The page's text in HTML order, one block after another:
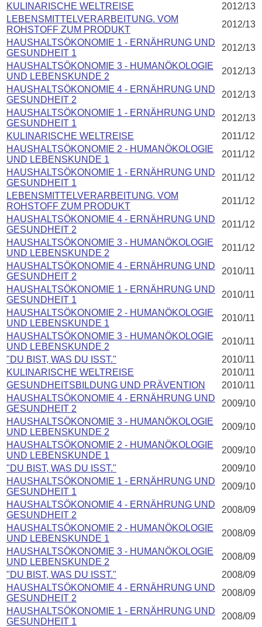
KULINARISCHE WELTREISE
2012/13
LEBENSMITTELVERARBEITUNG. VOM
ROHSTOFF ZUM PRODUKT
2012/13
HAUSHALTSÖKONOMIE 1 - ERNÄHRUNG UND
GESUNDHEIT 1
2012/13
HAUSHALTSÖKONOMIE 3 - HUMANÖKOLOGIE
UND LEBENSKUNDE 2
2012/13
HAUSHALTSÖKONOMIE 4 - ERNÄHRUNG UND
GESUNDHEIT 2
2012/13
HAUSHALTSÖKONOMIE 1 - ERNÄHRUNG UND
GESUNDHEIT 1
2012/13
KULINARISCHE WELTREISE
2011/12
HAUSHALTSÖKONOMIE 2 - HUMANÖKOLOGIE
UND LEBENSKUNDE 1
2011/12
HAUSHALTSÖKONOMIE 1 - ERNÄHRUNG UND
GESUNDHEIT 1
2011/12
LEBENSMITTELVERARBEITUNG. VOM
ROHSTOFF ZUM PRODUKT
2011/12
HAUSHALTSÖKONOMIE 4 - ERNÄHRUNG UND
GESUNDHEIT 2
2011/12
HAUSHALTSÖKONOMIE 3 - HUMANÖKOLOGIE
UND LEBENSKUNDE 2
2011/12
HAUSHALTSÖKONOMIE 4 - ERNÄHRUNG UND
GESUNDHEIT 2
2010/11
HAUSHALTSÖKONOMIE 1 - ERNÄHRUNG UND
GESUNDHEIT 1
2010/11
HAUSHALTSÖKONOMIE 2 - HUMANÖKOLOGIE
UND LEBENSKUNDE 1
2010/11
HAUSHALTSÖKONOMIE 3 - HUMANÖKOLOGIE
UND LEBENSKUNDE 2
2010/11
"DU BIST, WAS DU ISST."
2010/11
KULINARISCHE WELTREISE
2010/11
GESUNDHEITSBILDUNG UND PRÄVENTION
2010/11
HAUSHALTSÖKONOMIE 4 - ERNÄHRUNG UND
GESUNDHEIT 2
2009/10
HAUSHALTSÖKONOMIE 3 - HUMANÖKOLOGIE
UND LEBENSKUNDE 2
2009/10
HAUSHALTSÖKONOMIE 2 - HUMANÖKOLOGIE
UND LEBENSKUNDE 1
2009/10
"DU BIST, WAS DU ISST."
2009/10
HAUSHALTSÖKONOMIE 1 - ERNÄHRUNG UND
GESUNDHEIT 1
2009/10
HAUSHALTSÖKONOMIE 4 - ERNÄHRUNG UND
GESUNDHEIT 2
2008/09
HAUSHALTSÖKONOMIE 2 - HUMANÖKOLOGIE
UND LEBENSKUNDE 1
2008/09
HAUSHALTSÖKONOMIE 3 - HUMANÖKOLOGIE
UND LEBENSKUNDE 2
2008/09
"DU BIST, WAS DU ISST."
2008/09
HAUSHALTSÖKONOMIE 4 - ERNÄHRUNG UND
GESUNDHEIT 2
2008/09
HAUSHALTSÖKONOMIE 1 - ERNÄHRUNG UND
GESUNDHEIT 1
2008/09